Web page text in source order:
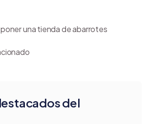
del
una tienda de abarrotes